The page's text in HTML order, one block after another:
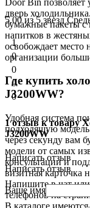
дверь
бумажные пакеты с
напитков в
освобождает место
организации
Где купить
J3200WW?
Удобная система
подходящую
через секунду вам
модели от самых
консультации и
визитная карточка
Напишите в чат
телефонов на
5.00из 5 звезд
1
0
0
0
0
1 отзыв к товару
J3200WW
Написать отзыв
Написать отзыв
Ваше имя